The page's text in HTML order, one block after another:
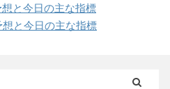
と今日の主な指標
と今日の主な指標